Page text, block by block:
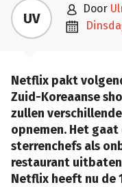
UV  door

Netflix pakt
Zuid-Koreaanse
zullen
opnemen. Het
sterrenchefs als
restaurant
Netflix heeft nu de